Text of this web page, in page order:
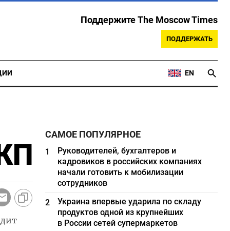
Поддержите The Moscow Times
ПОДДЕРЖАТЬ
EN
САМОЕ ПОПУЛЯРНОЕ
1
Руководителей, бухгалтеров и
кадровиков в российских компаниях
начали готовить к мобилизации
сотрудников
2
Украина впервые ударила по складу
продуктов одной из крупнейших
в России сетей супермаркетов